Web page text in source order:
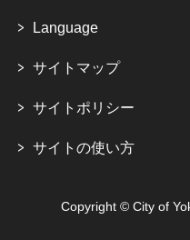
Language
サイトマップ
サイトポリシー
サイトの使い方
Copyright © City of